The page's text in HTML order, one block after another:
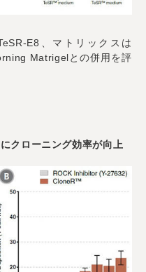
E8、マトリックスは
Matrigelとの併用を評
クローニング効率が向上